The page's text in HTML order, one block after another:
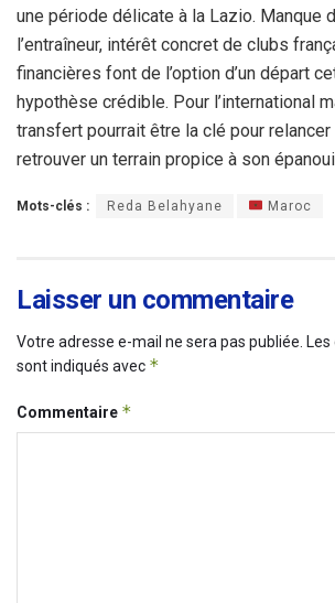
une période délicate à la Lazio. Manque
l’entraîneur, intérêt concret de clubs
financières font de l’option d’un départ
hypothèse crédible. Pour l’international
transfert pourrait être la clé pour
retrouver un terrain propice à son
Mots-clés : Reda Belahyane Maroc
Laisser un commentaire
Votre adresse e-mail ne sera pas publiée.
sont indiqués avec *
Commentaire *